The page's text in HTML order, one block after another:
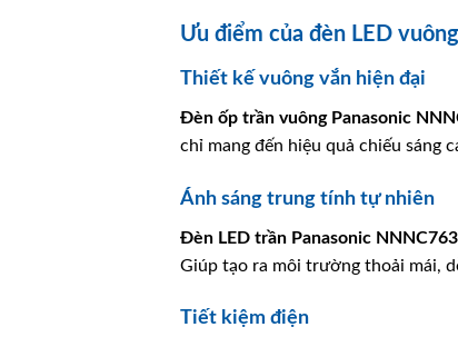
Ưu điểm của đèn LED
Thiết kế vuông vắn hiện đại
Đèn ốp trần vuông Panasonic
chỉ mang đến hiệu quả chiếu sáng
Ánh sáng trung tính tự nhiên
Đèn LED trần Panasonic
Giúp tạo ra môi trường thoải mái,
Tiết kiệm điện